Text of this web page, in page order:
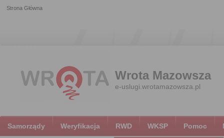
Strona Główna
Wrota Mazowsza
e-uslugi.wrotamazowsza.pl
Samorządy Weryfikacja RWD WKSP Pomoc